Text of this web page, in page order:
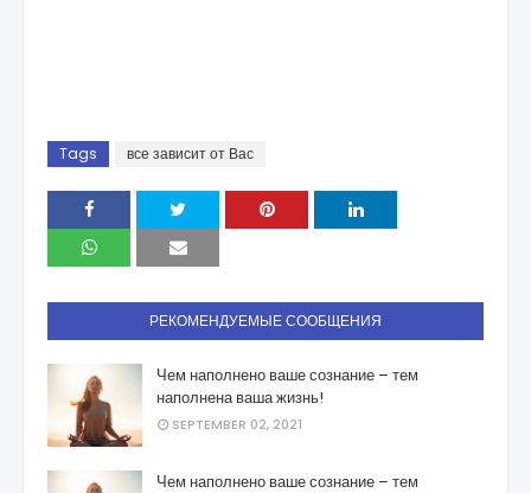
Tags все зависит от Вас
РЕКОМЕНДУЕМЫЕ СООБЩЕНИЯ
Чем наполнено ваше сознание – тем
наполнена ваша жизнь!
SEPTEMBER 02, 2021
Чем наполнено ваше сознание – тем